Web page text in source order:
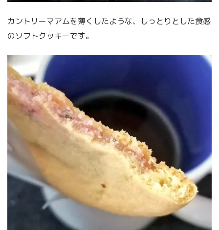
カントリーマアムを薄くしたような、しっとりとした食感
のソフトクッキーです。